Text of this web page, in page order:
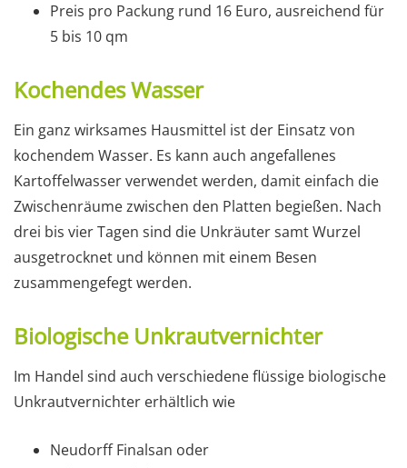
Preis pro Packung rund 16 Euro, ausreichend für
5 bis 10 qm
Kochendes Wasser
Ein ganz wirksames Hausmittel ist der Einsatz von
kochendem Wasser. Es kann auch angefallenes
Kartoffelwasser verwendet werden, damit einfach die
Zwischenräume zwischen den Platten begießen. Nach
drei bis vier Tagen sind die Unkräuter samt Wurzel
ausgetrocknet und können mit einem Besen
zusammengefegt werden.
Biologische Unkrautvernichter
Im Handel sind auch verschiedene flüssige biologische
Unkrautvernichter erhältlich wie
Neudorff Finalsan oder